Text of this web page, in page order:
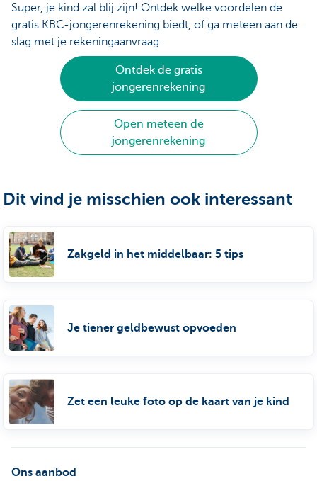
Super, je kind zal blij zijn! Ontdek welke voordelen de
gratis KBC-jongerenrekening biedt, of ga meteen aan de
slag met je rekeningaanvraag:
Ontdek de gratis
jongerenrekening
Open meteen de
jongerenrekening
Dit vind je misschien ook interessant
Zakgeld in het middelbaar: 5 tips
Je tiener geldbewust opvoeden
Zet een leuke foto op de kaart van je kind
Ons aanbod